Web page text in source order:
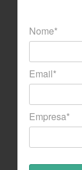
Nome*
Email*
Empresa*